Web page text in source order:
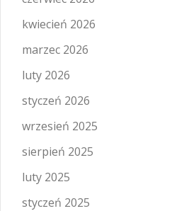
kwiecień 2026
marzec 2026
luty 2026
styczeń 2026
wrzesień 2025
sierpień 2025
luty 2025
styczeń 2025